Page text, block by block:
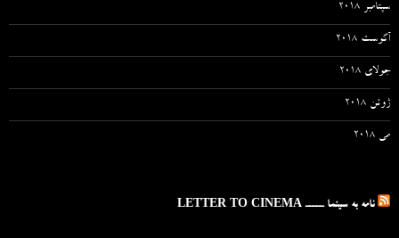
سپتامبر 2018
آگوست 2018
جولای 2018
ژوئن 2018
می 2018
نامه به سینما ـــــ LETTER TO CINEMA